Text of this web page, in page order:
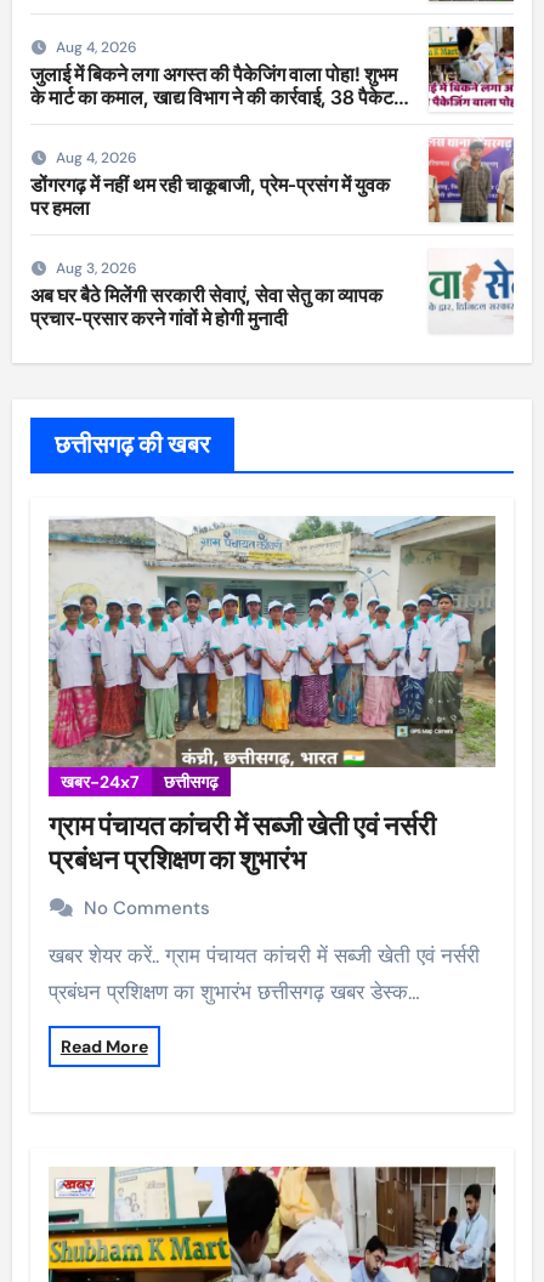
Aug 4, 2026
जुलाई में बिकने लगा अगस्त की पैकेजिंग वाला पोहा! शुभम
के मार्ट का कमाल, खाद्य विभाग ने की कार्रवाई, 38 पैकेट
सीज
Aug 4, 2026
डोंगरगढ़ में नहीं थम रही चाकूबाजी, प्रेम-प्रसंग में युवक
पर हमला
Aug 3, 2026
अब घर बैठे मिलेंगी सरकारी सेवाएं, सेवा सेतु का व्यापक
प्रचार-प्रसार करने गांवों मे होगी मुनादी
छत्तीसगढ़ की खबर
खबर-24x7 छत्तीसगढ़
ग्राम पंचायत कांचरी में सब्जी खेती एवं नर्सरी
प्रबंधन प्रशिक्षण का शुभारंभ
No Comments
खबर शेयर करें.. ग्राम पंचायत कांचरी में सब्जी खेती एवं नर्सरी
प्रबंधन प्रशिक्षण का शुभारंभ छत्तीसगढ़ खबर डेस्क…
Read More